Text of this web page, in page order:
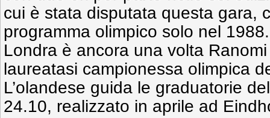
cui è stata disputata questa gara,
programma olimpico solo nel
Londra è ancora una volta
laureatasi campionessa olimpica
L’olandese guida le graduatorie
24.10, realizzato in aprile ad